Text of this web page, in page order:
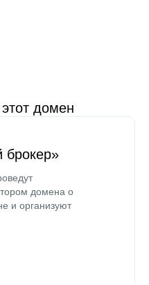
домен
брокер»
домена о
и организуют